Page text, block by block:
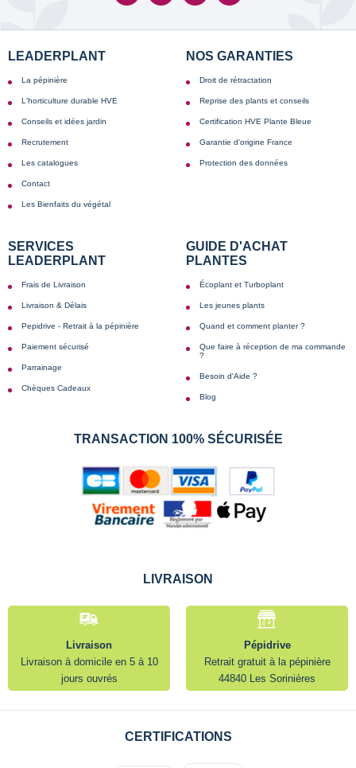
LEADERPLANT
La pépinière
L'horticulture durable HVE
Conseils et idées jardin
Recrutement
Les catalogues
Contact
Les Bienfaits du végétal
NOS GARANTIES
Droit de rétractation
Reprise des plants et conseils
Certification HVE Plante Bleue
Garantie d'origine France
Protection des données
SERVICES
LEADERPLANT
Frais de Livraison
Livraison & Délais
Pepidrive - Retrait à la pépinière
Paiement sécurisé
Parrainage
Chèques Cadeaux
GUIDE D'ACHAT
PLANTES
Écoplant et Turboplant
Les jeunes plants
Quand et comment planter ?
Que faire à réception de ma commande
?
Besoin d'Aide ?
Blog
TRANSACTION 100% SÉCURISÉE
LIVRAISON
Livraison
Livraison à domicile en 5 à 10
jours ouvrés
Pépidrive
Retrait gratuit à la pépinière
44840 Les Sorinières
CERTIFICATIONS